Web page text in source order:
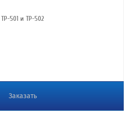
501 и ТР-502
Заказать